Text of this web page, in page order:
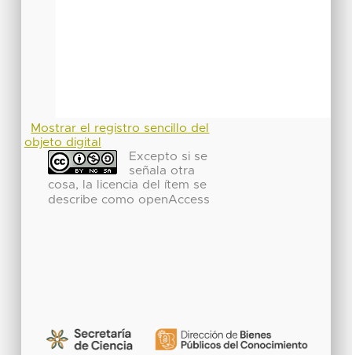
Mostrar el registro sencillo del
objeto digital
Excepto si se
señala otra
cosa, la licencia del ítem se
describe como openAccess